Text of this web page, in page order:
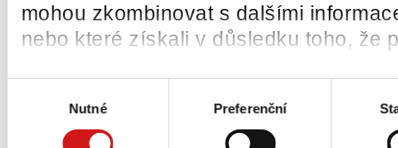
mohou zkombinovat s dalšími
nebo které získali v důsledku toho, že
Nutné Preferenční